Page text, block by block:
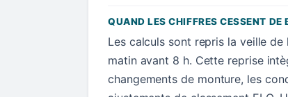
QUAND LES CHIFFRES CESSENT DE
Les calculs sont repris la veille
matin avant 8 h. Cette reprise
changements de monture, les